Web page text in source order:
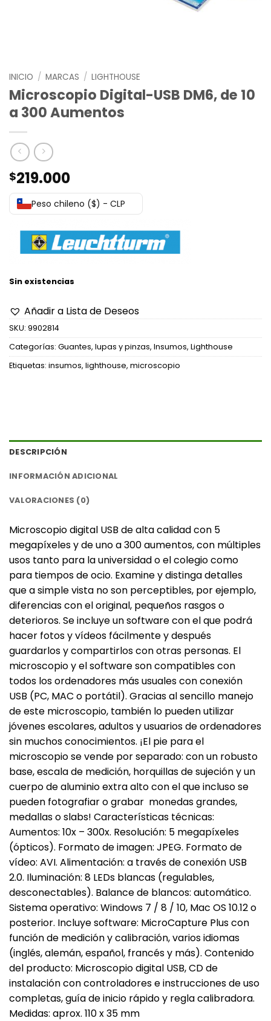
INICIO / MARCAS / LIGHTHOUSE
Microscopio Digital-USB DM6, de 10
a 300 Aumentos
$219.000
Peso chileno ($) - CLP
Sin existencias
Añadir a Lista de Deseos
SKU: 9902814
Categorías: Guantes, lupas y pinzas, Insumos, Lighthouse
Etiquetas: insumos, lighthouse, microscopio
DESCRIPCIÓN
INFORMACIÓN ADICIONAL
VALORACIONES (0)
Microscopio digital USB de alta calidad con 5
megapíxeles y de uno a 300 aumentos, con múltiples
usos tanto para la universidad o el colegio como
para tiempos de ocio. Examine y distinga detalles
que a simple vista no son perceptibles, por ejemplo,
diferencias con el original, pequeños rasgos o
deterioros. Se incluye un software con el que podrá
hacer fotos y vídeos fácilmente y después
guardarlos y compartirlos con otras personas. El
microscopio y el software son compatibles con
todos los ordenadores más usuales con conexión
USB (PC, MAC o portátil). Gracias al sencillo manejo
de este microscopio, también lo pueden utilizar
jóvenes escolares, adultos y usuarios de ordenadores
sin muchos conocimientos. ¡El pie para el
microscopio se vende por separado: con un robusto
base, escala de medición, horquillas de sujeción y un
cuerpo de aluminio extra alto con el que incluso se
pueden fotografiar o grabar monedas grandes,
medallas o slabs! Características técnicas:
Aumentos: 10x – 300x. Resolución: 5 megapíxeles
(ópticos). Formato de imagen: JPEG. Formato de
vídeo: AVI. Alimentación: a través de conexión USB
2.0. Iluminación: 8 LEDs blancas (regulables,
desconectables). Balance de blancos: automático.
Sistema operativo: Windows 7 / 8 / 10, Mac OS 10.12 o
posterior. Incluye software: MicroCapture Plus con
función de medición y calibración, varios idiomas
(inglés, alemán, español, francés y más). Contenido
del producto: Microscopio digital USB, CD de
instalación con controladores e instrucciones de uso
completas, guía de inicio rápido y regla calibradora.
Medidas: aprox. 110 x 35 mm